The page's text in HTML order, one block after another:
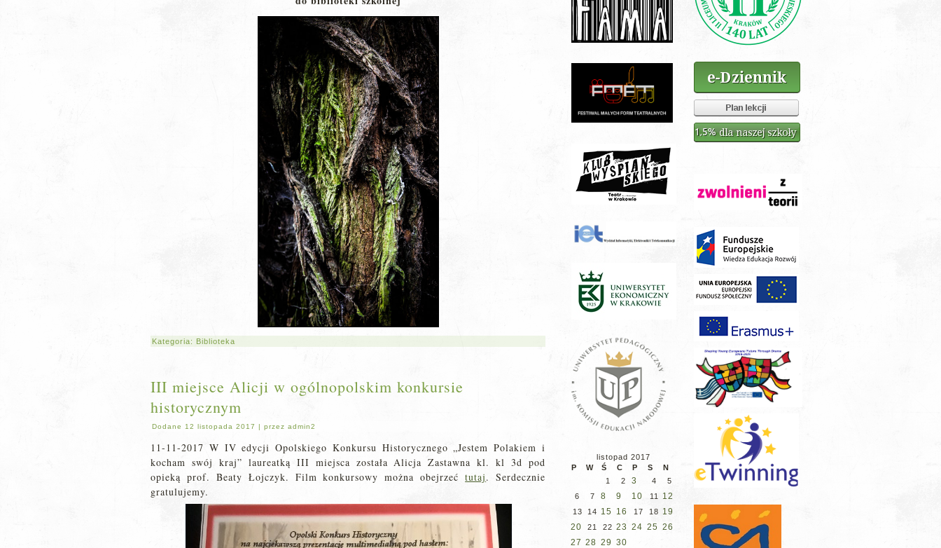
Kategoria: Biblioteka
III miejsce Alicji w ogólnopolskim konkursie
historycznym
Dodane 12 listopada 2017 | przez admin2
11-11-2017 W IV edycji Opolskiego Konkursu Historycznego „Jestem Polakiem i
kocham swój kraj” laureatką III miejsca została Alicja Zastawna kl. kl 3d pod
opieką prof. Beaty Łojczyk. Film konkursowy można obejrzećtutaj. Serdecznie
gratulujemy.
listopad 2017
P
W Ś C P S
N
1
2 3 4
5
6
7 8 9 10 11 12
13 14 15 16 17 18 19
20
21 22 23 24 25 26
27 28 29 30